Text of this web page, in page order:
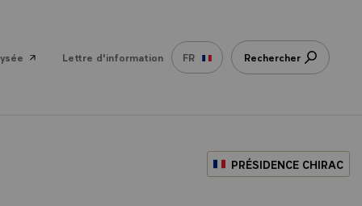
Lettre d'information FR Rechercher
PRÉSIDENCE CHIRAC